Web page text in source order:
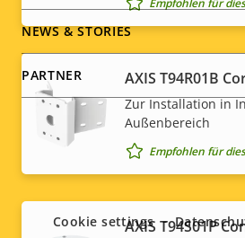
AXIS T94R01B
Zur Installation in
Außenbereich
Empfohlen für
AXIS T94S01P
NEWS & STORIES
PARTNER
Social
menu
Cookie settings